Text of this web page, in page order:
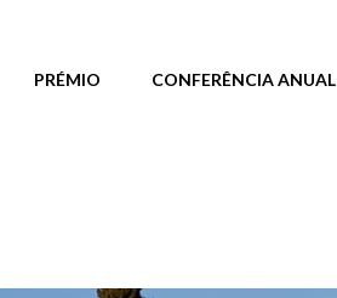
PRÉMIO CONFERÊNCIA ANUAL